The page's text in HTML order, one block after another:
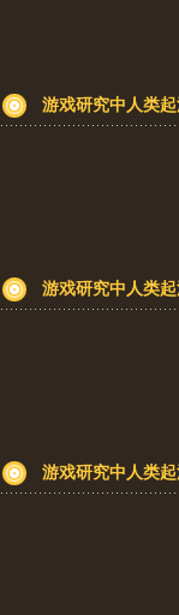
游戏研究中人类
游戏研究中人类
游戏研究中人类